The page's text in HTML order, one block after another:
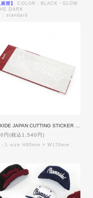
展開】
COLOR：BLACK・GLOW
DARK
: standard
円(税込1,540円)
L size H80mm × W170mm